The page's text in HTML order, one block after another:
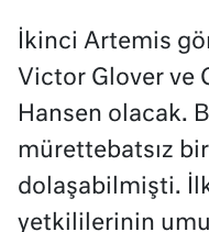
İkinci Artemis
Victor Glover ve
Hansen olacak.
mürettebatsız
dolaşabilmişti.
yetkililerinin